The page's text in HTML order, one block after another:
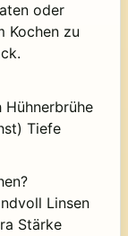
oder
Kochen zu
Hühnerbrühe
Tiefe
Linsen
Stärke